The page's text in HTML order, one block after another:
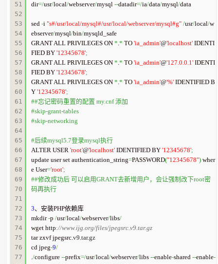
51
52
53
54
55
56
57
58
59
60
61
62
63
64
65
66
67
68
69
70
71
72
73
74
75
76
77
dir=/usr/local/webserver/mysql --datadir=/ia/data/mysql/data
sed -i "s#/usr/local/mysql#/usr/local/webserver/mysql#g" /usr/local/w
ebserver/mysql/bin/mysqld_safe
GRANT ALL PRIVILEGES ON *.* TO 'ia_admin'@'localhost' IDENTI
FIED BY '12345678';
GRANT ALL PRIVILEGES ON *.* TO 'ia_admin'@'127.0.0.1' IDENTI
FIED BY '12345678';
GRANT ALL PRIVILEGES ON *.* TO 'ia_admin'@'%' IDENTIFIED B
Y '12345678';
##忘记密码重置的配置 my.cnf 添加
#skip-grant-tables
#skip-networking
#后续mysql5.7登录mysql执行
ALTER USER 'root'@'localhost' IDENTIFIED BY '12345678';
update user set authentication_string=PASSWORD("12345678") wher
e User='root';
##修改成功后 可以启用GRANT去新增用户，会让强制改下root密
码再执行
3、安装PHP依赖库
mkdir -p /usr/local/webserver/libs/
wget http://www.ijg.org/files/jpegsrc.v9.tar.gz
tar zxvf jpegsrc.v9.tar.gz
cd jpeg-9/
./configure --prefix=/usr/local/webserver/libs --enable-shared --enable-